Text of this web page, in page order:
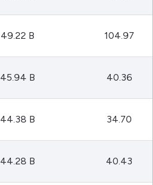
49.22 B 104.97
45.94 B 40.36
44.38 B 34.70
44.28 B 40.43